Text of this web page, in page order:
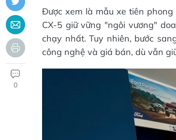
0
Được xem là mẫu xe tiên
CX-5 giữ vững "ngôi vương"
chạy nhất. Tuy nhiên, bước
công nghệ và giá bán, dù vẫn